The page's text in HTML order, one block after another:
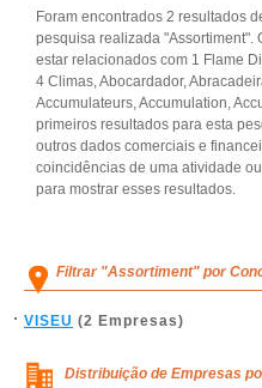
Foram encontrados 2 resultados
pesquisa realizada "Assortiment".
estar relacionados com 1 Flame
4 Climas, Abocardador,
Accumulateurs, Accumulation,
primeiros resultados para esta
outros dados comerciais e
coincidências de uma atividade
para mostrar esses resultados.
Filtrar "Assortiment" por
VISEU (2 Empresas)
Distribuição de Empresas